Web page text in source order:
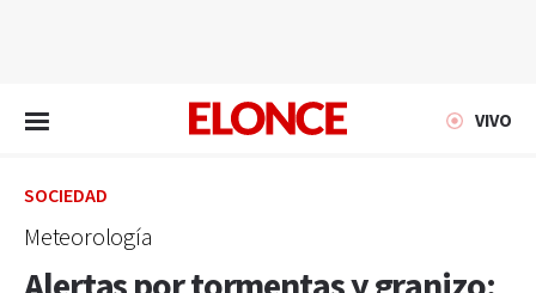
VIVO
SOCIEDAD
Meteorología